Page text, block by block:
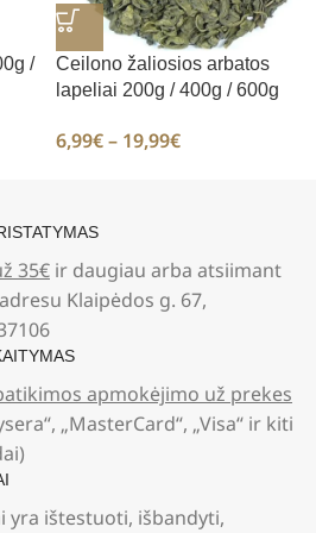
/
Ceilono žaliosios arbatos
lapeliai 200g / 400g / 600g
6,99€– 19,99€
35€ ir daugiau arba atsiimant
Klaipėdos g. 67,
apmokėjimo už prekes
„MasterCard“, „Visa“ ir kiti
yra ištestuoti, išbandyti,